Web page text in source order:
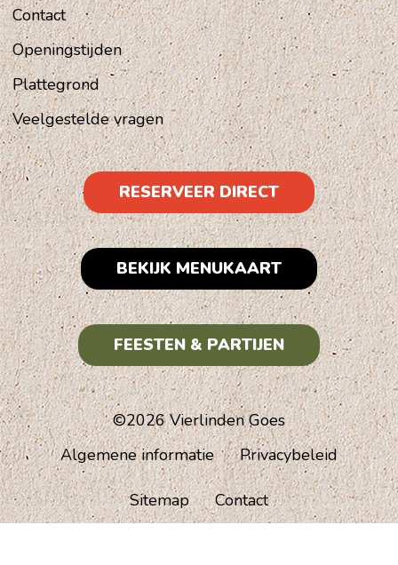
Contact
Openingstijden
Plattegrond
Veelgestelde vragen
RESERVEER DIRECT
BEKIJK MENUKAART
FEESTEN & PARTIJEN
©2026 Vierlinden Goes
Algemene informatie
Privacybeleid
Sitemap Contact